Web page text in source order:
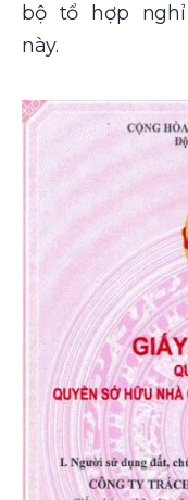
bộ tổ hợp
này.